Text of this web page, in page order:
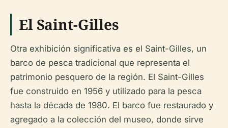
El Saint-Gilles
Otra exhibición significativa es el Saint-Gilles, un
barco de pesca tradicional que representa el
patrimonio pesquero de la región. El Saint-Gilles
fue construido en 1956 y utilizado para la pesca
hasta la década de 1980. El barco fue restaurado y
agregado a la colección del museo, donde sirve